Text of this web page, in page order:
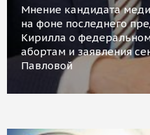
Мнение кандидата
на фоне последнего
Кирилла о
абортам и заявления
Павловой